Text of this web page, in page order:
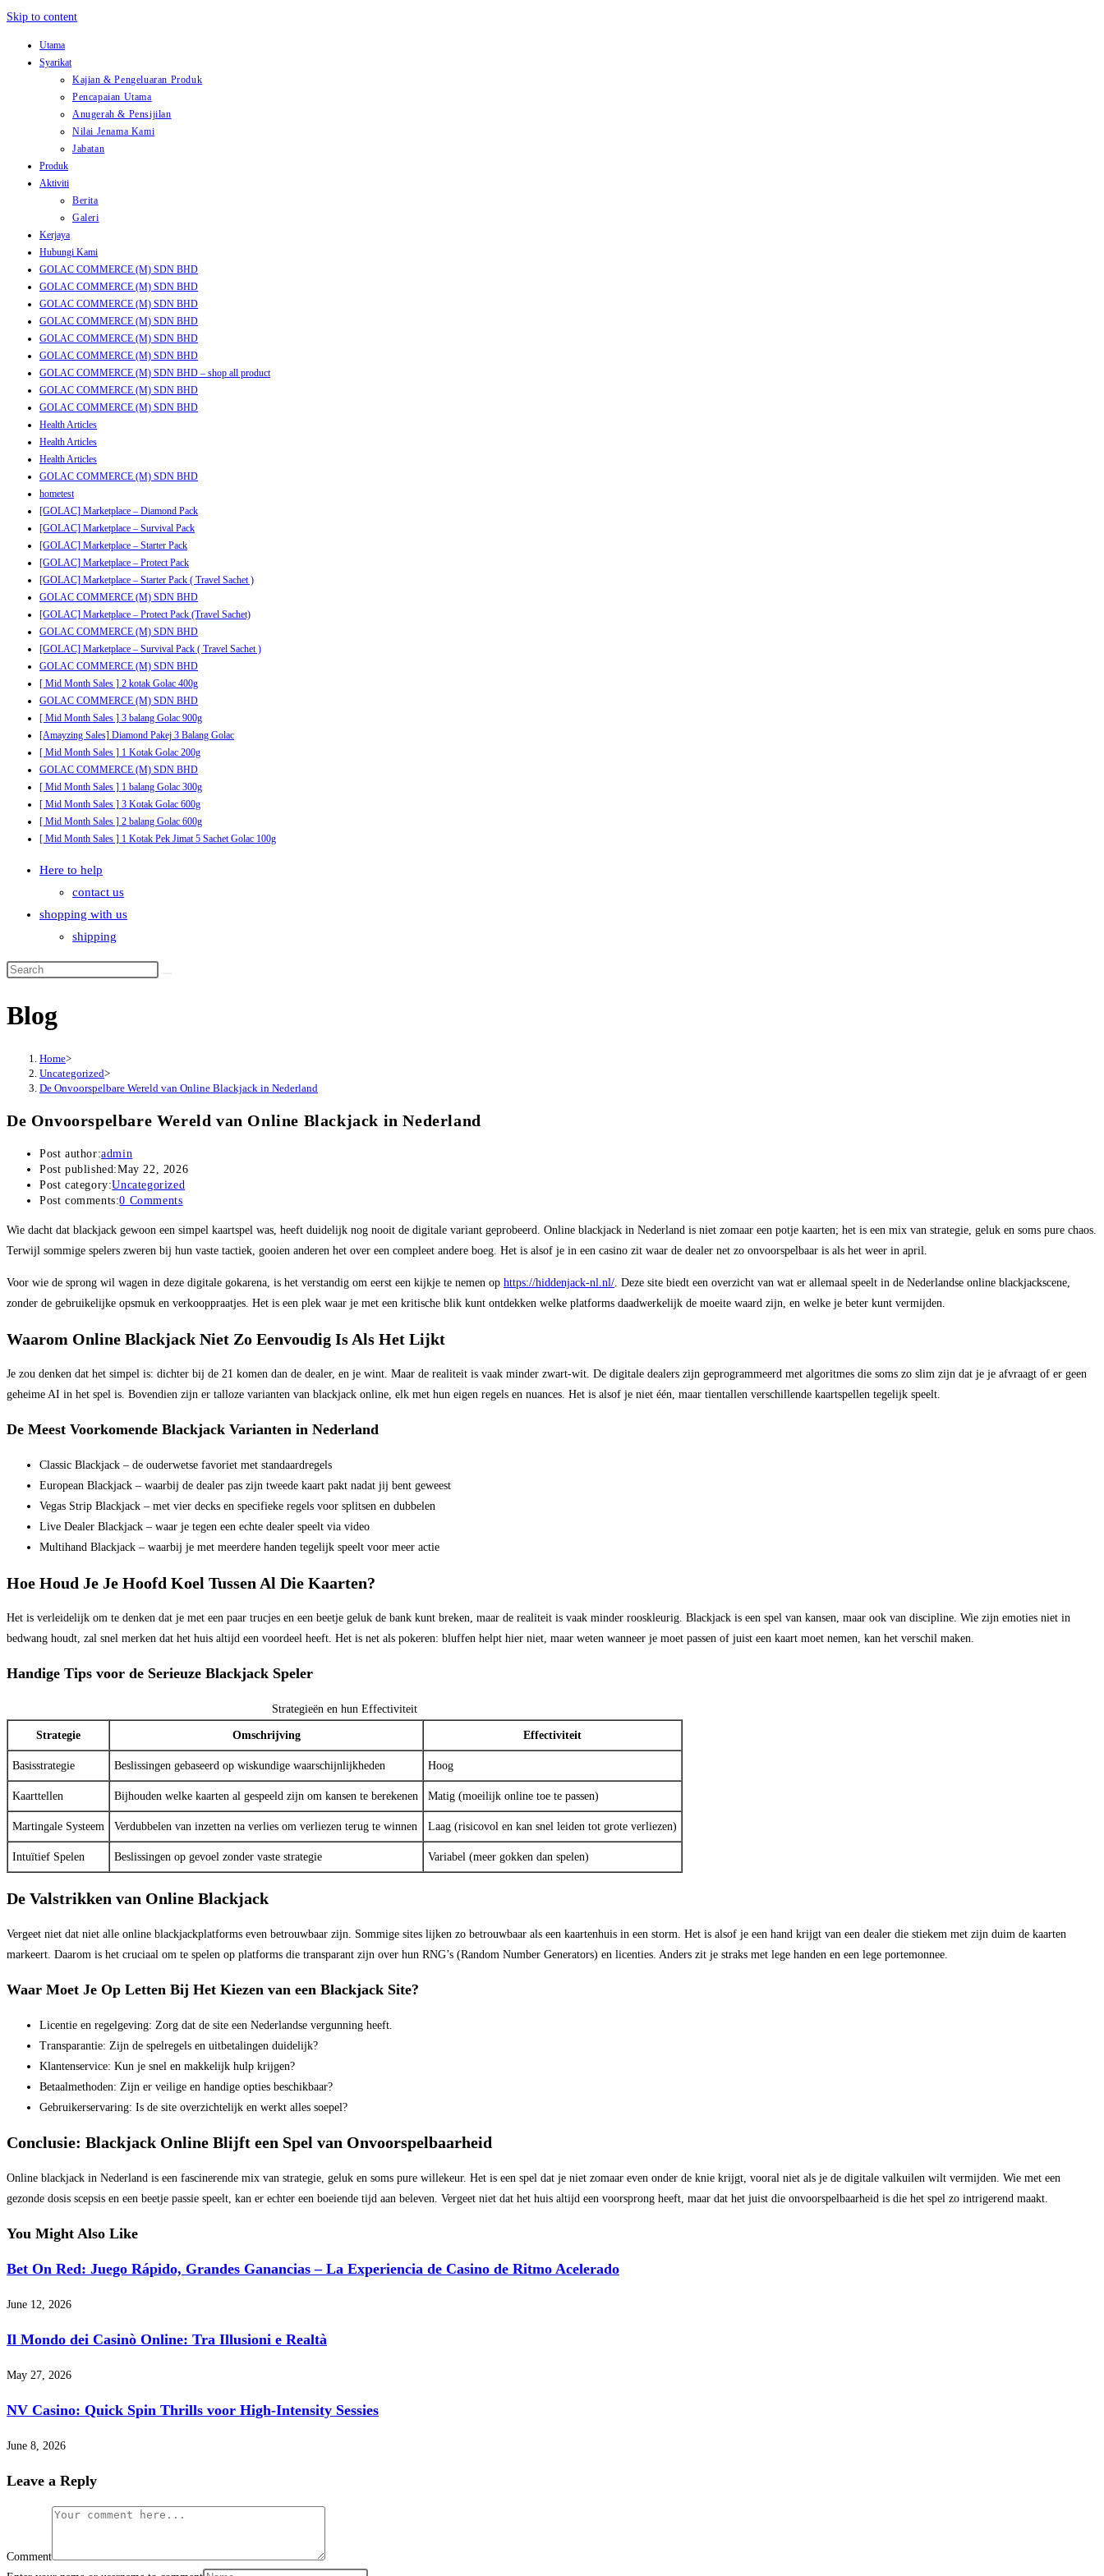
Skip to content
Utama
Syarikat
Kajian & Pengeluaran Produk
Pencapaian Utama
Anugerah & Pensijilan
Nilai Jenama Kami
Jabatan
Produk
Aktiviti
Berita
Galeri
Kerjaya
Hubungi Kami
GOLAC COMMERCE (M) SDN BHD
GOLAC COMMERCE (M) SDN BHD
GOLAC COMMERCE (M) SDN BHD
GOLAC COMMERCE (M) SDN BHD
GOLAC COMMERCE (M) SDN BHD
GOLAC COMMERCE (M) SDN BHD
GOLAC COMMERCE (M) SDN BHD – shop all product
GOLAC COMMERCE (M) SDN BHD
GOLAC COMMERCE (M) SDN BHD
Health Articles
Health Articles
Health Articles
GOLAC COMMERCE (M) SDN BHD
hometest
[GOLAC] Marketplace – Diamond Pack
[GOLAC] Marketplace – Survival Pack
[GOLAC] Marketplace – Starter Pack
[GOLAC] Marketplace – Protect Pack
[GOLAC] Marketplace – Starter Pack ( Travel Sachet )
GOLAC COMMERCE (M) SDN BHD
[GOLAC] Marketplace – Protect Pack (Travel Sachet)
GOLAC COMMERCE (M) SDN BHD
[GOLAC] Marketplace – Survival Pack ( Travel Sachet )
GOLAC COMMERCE (M) SDN BHD
[ Mid Month Sales ] 2 kotak Golac 400g
GOLAC COMMERCE (M) SDN BHD
[ Mid Month Sales ] 3 balang Golac 900g
[Amayzing Sales] Diamond Pakej 3 Balang Golac
[ Mid Month Sales ] 1 Kotak Golac 200g
GOLAC COMMERCE (M) SDN BHD
[ Mid Month Sales ] 1 balang Golac 300g
[ Mid Month Sales ] 3 Kotak Golac 600g
[ Mid Month Sales ] 2 balang Golac 600g
[ Mid Month Sales ] 1 Kotak Pek Jimat 5 Sachet Golac 100g
Here to help
contact us
shopping with us
shipping
Blog
Home>
Uncategorized>
De Onvoorspelbare Wereld van Online Blackjack in Nederland
De Onvoorspelbare Wereld van Online Blackjack in Nederland
Post author:admin
Post published:May 22, 2026
Post category:Uncategorized
Post comments:0 Comments
Wie dacht dat blackjack gewoon een simpel kaartspel was, heeft duidelijk nog nooit de digitale variant geprobeerd. Online blackjack in Nederland is niet zomaar een potje kaarten; het is een mix van strategie, geluk en soms pure chaos.
Terwijl sommige spelers zweren bij hun vaste tactiek, gooien anderen het over een compleet andere boeg. Het is alsof je in een casino zit waar de dealer net zo onvoorspelbaar is als het weer in april.
Voor wie de sprong wil wagen in deze digitale gokarena, is het verstandig om eerst een kijkje te nemen op https://hiddenjack-nl.nl/. Deze site biedt een overzicht van wat er allemaal speelt in de Nederlandse online blackjackscene,
zonder de gebruikelijke opsmuk en verkooppraatjes. Het is een plek waar je met een kritische blik kunt ontdekken welke platforms daadwerkelijk de moeite waard zijn, en welke je beter kunt vermijden.
Waarom Online Blackjack Niet Zo Eenvoudig Is Als Het Lijkt
Je zou denken dat het simpel is: dichter bij de 21 komen dan de dealer, en je wint. Maar de realiteit is vaak minder zwart-wit. De digitale dealers zijn geprogrammeerd met algoritmes die soms zo slim zijn dat je je afvraagt of er geen
geheime AI in het spel is. Bovendien zijn er talloze varianten van blackjack online, elk met hun eigen regels en nuances. Het is alsof je niet één, maar tientallen verschillende kaartspellen tegelijk speelt.
De Meest Voorkomende Blackjack Varianten in Nederland
Classic Blackjack – de ouderwetse favoriet met standaardregels
European Blackjack – waarbij de dealer pas zijn tweede kaart pakt nadat jij bent geweest
Vegas Strip Blackjack – met vier decks en specifieke regels voor splitsen en dubbelen
Live Dealer Blackjack – waar je tegen een echte dealer speelt via video
Multihand Blackjack – waarbij je met meerdere handen tegelijk speelt voor meer actie
Hoe Houd Je Je Hoofd Koel Tussen Al Die Kaarten?
Het is verleidelijk om te denken dat je met een paar trucjes en een beetje geluk de bank kunt breken, maar de realiteit is vaak minder rooskleurig. Blackjack is een spel van kansen, maar ook van discipline. Wie zijn emoties niet in
bedwang houdt, zal snel merken dat het huis altijd een voordeel heeft. Het is net als pokeren: bluffen helpt hier niet, maar weten wanneer je moet passen of juist een kaart moet nemen, kan het verschil maken.
Handige Tips voor de Serieuze Blackjack Speler
Strategieën en hun Effectiviteit
Strategie Omschrijving Effectiviteit
Basisstrategie Beslissingen gebaseerd op wiskundige waarschijnlijkheden Hoog
Kaarttellen Bijhouden welke kaarten al gespeeld zijn om kansen te berekenen Matig (moeilijk online toe te passen)
Martingale Systeem Verdubbelen van inzetten na verlies om verliezen terug te winnen Laag (risicovol en kan snel leiden tot grote verliezen)
Intuïtief Spelen Beslissingen op gevoel zonder vaste strategie Variabel (meer gokken dan spelen)
De Valstrikken van Online Blackjack
Vergeet niet dat niet alle online blackjackplatforms even betrouwbaar zijn. Sommige sites lijken zo betrouwbaar als een kaartenhuis in een storm. Het is alsof je een hand krijgt van een dealer die stiekem met zijn duim de kaarten
markeert. Daarom is het cruciaal om te spelen op platforms die transparant zijn over hun RNG’s (Random Number Generators) en licenties. Anders zit je straks met lege handen en een lege portemonnee.
Waar Moet Je Op Letten Bij Het Kiezen van een Blackjack Site?
Licentie en regelgeving: Zorg dat de site een Nederlandse vergunning heeft.
Transparantie: Zijn de spelregels en uitbetalingen duidelijk?
Klantenservice: Kun je snel en makkelijk hulp krijgen?
Betaalmethoden: Zijn er veilige en handige opties beschikbaar?
Gebruikerservaring: Is de site overzichtelijk en werkt alles soepel?
Conclusie: Blackjack Online Blijft een Spel van Onvoorspelbaarheid
Online blackjack in Nederland is een fascinerende mix van strategie, geluk en soms pure willekeur. Het is een spel dat je niet zomaar even onder de knie krijgt, vooral niet als je de digitale valkuilen wilt vermijden. Wie met een
gezonde dosis scepsis en een beetje passie speelt, kan er echter een boeiende tijd aan beleven. Vergeet niet dat het huis altijd een voorsprong heeft, maar dat het juist die onvoorspelbaarheid is die het spel zo intrigerend maakt.
You Might Also Like
Bet On Red: Juego Rápido, Grandes Ganancias – La Experiencia de Casino de Ritmo Acelerado
June 12, 2026
Il Mondo dei Casinò Online: Tra Illusioni e Realtà
May 27, 2026
NV Casino: Quick Spin Thrills voor High‑Intensity Sessies
June 8, 2026
Leave a Reply
Comment